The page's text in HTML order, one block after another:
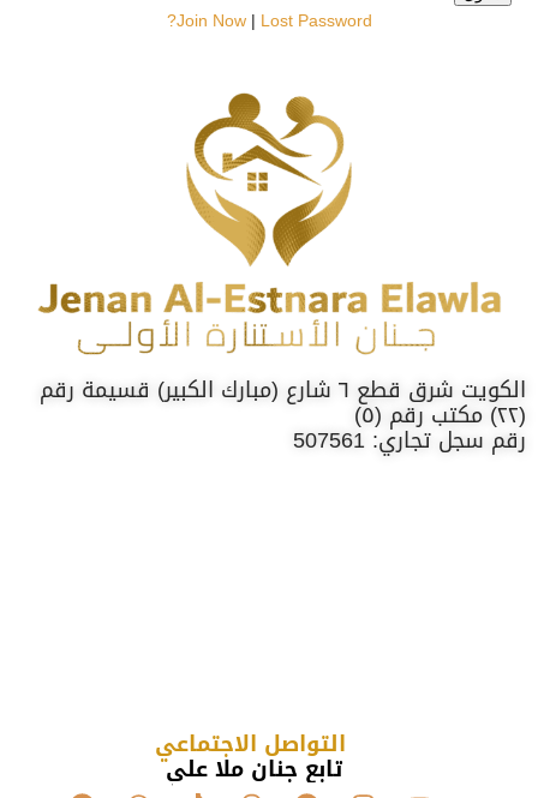
Join Now| Lost Password?
الكويت شرق قطع ٦ شارع (مبارك الكبير) قسيمة رقم
(٢٢) مكتب رقم (٥)
رقم سجل تجاري: 507561
التواصل الاجتماعي
تابع جنان ملا علي